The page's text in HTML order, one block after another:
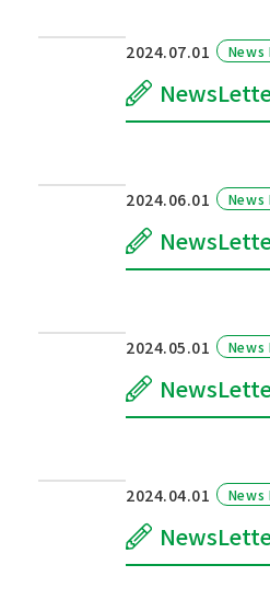
2024.07.01
2024.06.01
2024.05.01
2024.04.01